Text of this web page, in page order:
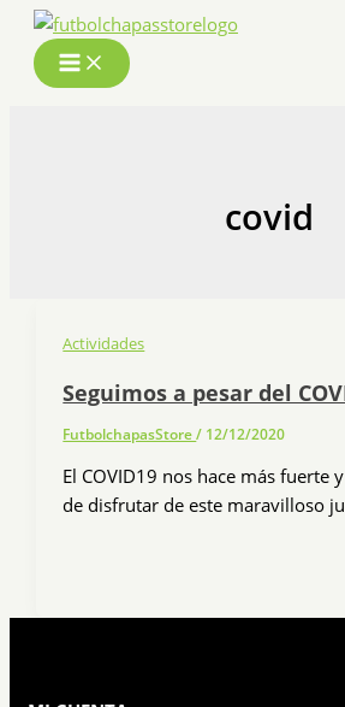
contenido
covid
Actividades
Seguimos a pesar del
FutbolchapasStore/ 12/12/2020
El COVID19 nos hace más fuerte
de disfrutar de este maravilloso